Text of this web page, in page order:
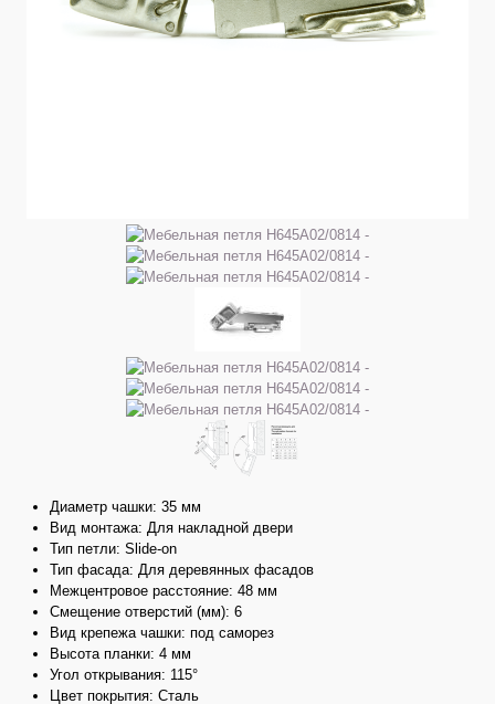
Диаметр чашки: 35 мм
Вид монтажа: Для накладной двери
Тип петли: Slide-on
Тип фасада: Для деревянных фасадов
Межцентровое расстояние: 48 мм
Смещение отверстий (мм): 6
Вид крепежа чашки: под саморез
Высота планки: 4 мм
Угол открывания: 115°
Цвет покрытия: Сталь